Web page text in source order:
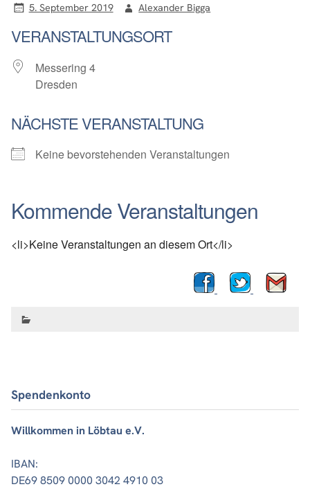
5. September 2019 Alexander Bigga
VERANSTALTUNGSORT
Messering 4
Dresden
NÄCHSTE VERANSTALTUNG
Keine bevorstehenden Veranstaltungen
Kommende Veranstaltungen
<li>Keine Veranstaltungen an diesem Ort</li>
Spendenkonto
Willkommen in Löbtau e.V.
IBAN:
DE69 8509 0000 3042 4910 03